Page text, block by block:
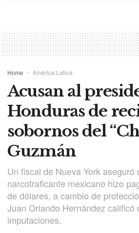
Home América Latina
Acusan al
Honduras de
sobornos del
Guzmán
Un fiscal de Nueva York aseguró
narcotraficante mexicano hizo
de dólares, a cambio de
Juan Orlando Hernández calificó
imputaciones.